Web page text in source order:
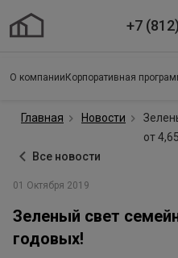
+7
О компании Корпоративная
Главная Новости
от
Все новости
01 Октября 2019
Зеленый свет
годовых!